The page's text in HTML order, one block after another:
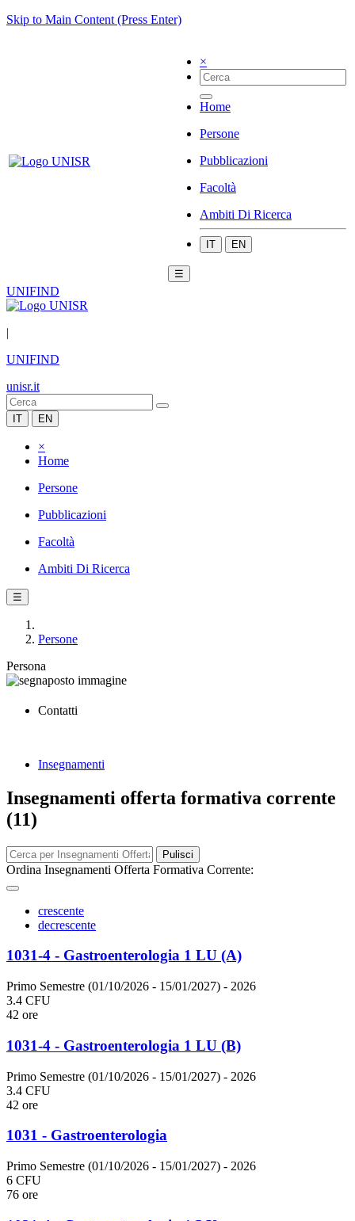
Skip to Main Content (Press Enter)
×
Home
Persone
Pubblicazioni
Facoltà
Ambiti Di Ricerca
IT EN
☰
UNIFIND
|
UNIFIND
unisr.it
IT EN
×
Home
Persone
Pubblicazioni
Facoltà
Ambiti Di Ricerca
☰
Persone
Persona
Contatti
Insegnamenti
Insegnamenti offerta formativa corrente
(11)
Pulisci
Ordina Insegnamenti Offerta Formativa Corrente:
crescente
decrescente
1031-4 - Gastroenterologia 1 LU (A)
Primo Semestre (01/10/2026 - 15/01/2027) - 2026
3.4 CFU
42 ore
1031-4 - Gastroenterologia 1 LU (B)
Primo Semestre (01/10/2026 - 15/01/2027) - 2026
3.4 CFU
42 ore
1031 - Gastroenterologia
Primo Semestre (01/10/2026 - 15/01/2027) - 2026
6 CFU
76 ore